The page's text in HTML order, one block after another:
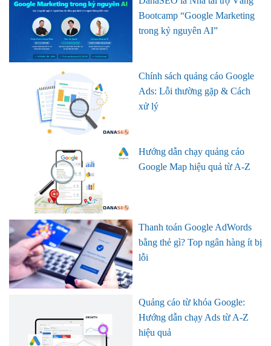
Bootcamp “Google Marketing
trong kỷ nguyên AI”
Chính sách quảng cáo Google
Ads: Lỗi thường gặp & Cách
xử lý
Hướng dẫn chạy quảng cáo
Google Map hiệu quả từ A-Z
Thanh toán Google AdWords
bằng thẻ gì? Top ngân hàng ít bị
lỗi
Quảng cáo từ khóa Google:
Hướng dẫn chạy Ads từ A-Z
hiệu quả